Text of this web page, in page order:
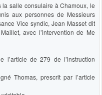
la salle consulaire à Chamoux, le
aux personnes de Messieurs
Vice syndic, Jean Masset dit
avec l’intervention de Me
l’article de 279 de l’instruction
Thomas, prescrit par l’article